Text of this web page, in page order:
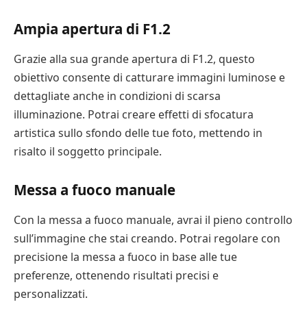
Ampia apertura di F1.2
Grazie alla sua grande apertura di F1.2, questo
obiettivo consente di catturare immagini luminose e
dettagliate anche in condizioni di scarsa
illuminazione. Potrai creare effetti di sfocatura
artistica sullo sfondo delle tue foto, mettendo in
risalto il soggetto principale.
Messa a fuoco manuale
Con la messa a fuoco manuale, avrai il pieno controllo
sull’immagine che stai creando. Potrai regolare con
precisione la messa a fuoco in base alle tue
preferenze, ottenendo risultati precisi e
personalizzati.